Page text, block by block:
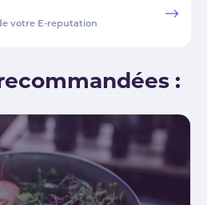
votre E-reputation
: